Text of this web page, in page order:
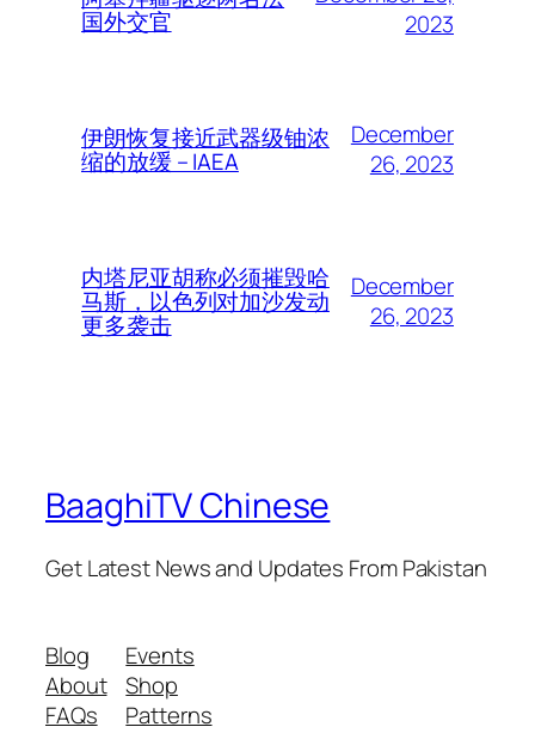
国外交官
2023
伊朗恢复接近武器级铀浓
缩的放缓 – IAEA
December
26, 2023
内塔尼亚胡称必须摧毁哈
马斯，以色列对加沙发动
更多袭击
December
26, 2023
BaaghiTV Chinese
Get Latest News and Updates From Pakistan
Blog
About
FAQs
Events
Shop
Patterns